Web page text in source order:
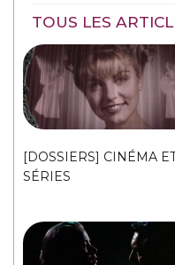
TOUS LES
[DOSSIERS] CINÉMA
SÉRIES